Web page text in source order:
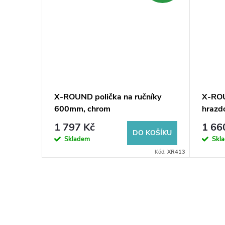
X-ROUND polička na ručníky
600mm, chrom
1 797 Kč
Skladem
DO KOŠÍKU
Kód: XR413
X-
1